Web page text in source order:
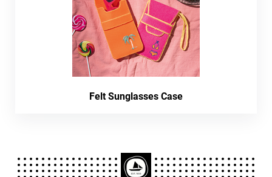
Felt Sunglasses Case